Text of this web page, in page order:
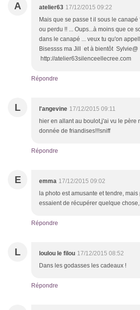
A atelier63 17/12/2015 09:22
Mais que se passe t il sous le
ou perdu !! ... Oups...à moins que ce
dans le canapé ... veux tu qu'on
Bisessss ma Jill et à bientôt Sylvie@
http://atelier63silenceellecree.com
Répondre
L l'angevine 17/12/2015 09:11
hier en allant au boulot,j'ai vu le père
donnée de friandises!!!sniff
Répondre
E emma 17/12/2015 09:02
la photo est amusante et tendre,
essaient de récupérer quelque
Répondre
L loulou le filou 17/12/2015 08:52
Dans les godasses les cadeaux !
Répondre